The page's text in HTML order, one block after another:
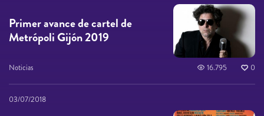
Primer avance de cartel de
Metrópoli Gijón 2019
Noticias 16.795 0
03/07/2018